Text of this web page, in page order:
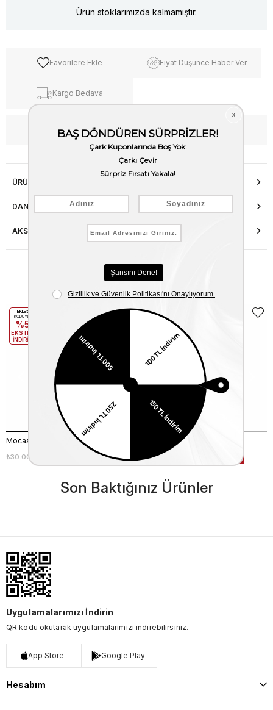
Ürün stoklarımızda kalmamıştır.
Favorilere Ekle Fiyat Düşünce Haber Ver
Kargo Bedava
WhatsApp’tan Bilgi Al
ÜRÜN ÖZELLIKLERI
DANIŞMA HATTI
AKSESUAR ONARIMI
Benzer Ürünler
₺30.000,00 %10
EKLE5
KODUYLA
%5
EKSTRA
İNDİRİM
Mocassini Erkek Deri Mont
₺30.000,00
EKLE5
KODUYLA
Son Baktığınız Ürünler
Uygulamalarımızı İndirin
QR kodu okutarak uygulamalarımızı indirebilirsiniz.
App Store Google Play
Hesabım